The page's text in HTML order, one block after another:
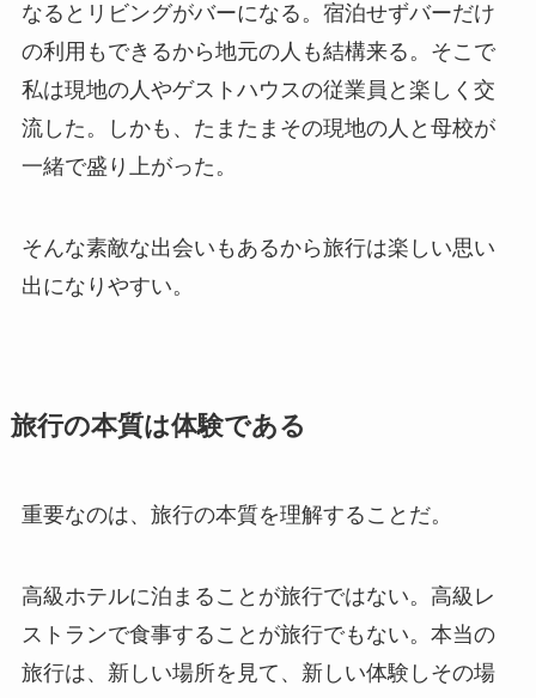
なるとリビングがバーになる。宿泊せずバーだけ
の利用もできるから地元の人も結構来る。そこで
私は現地の人やゲストハウスの従業員と楽しく交
流した。しかも、たまたまその現地の人と母校が
一緒で盛り上がった。
そんな素敵な出会いもあるから旅行は楽しい思い
出になりやすい。
旅行の本質は体験である
重要なのは、旅行の本質を理解することだ。
高級ホテルに泊まることが旅行ではない。高級レ
ストランで食事することが旅行でもない。本当の
旅行は、新しい場所を見て、新しい体験しその場